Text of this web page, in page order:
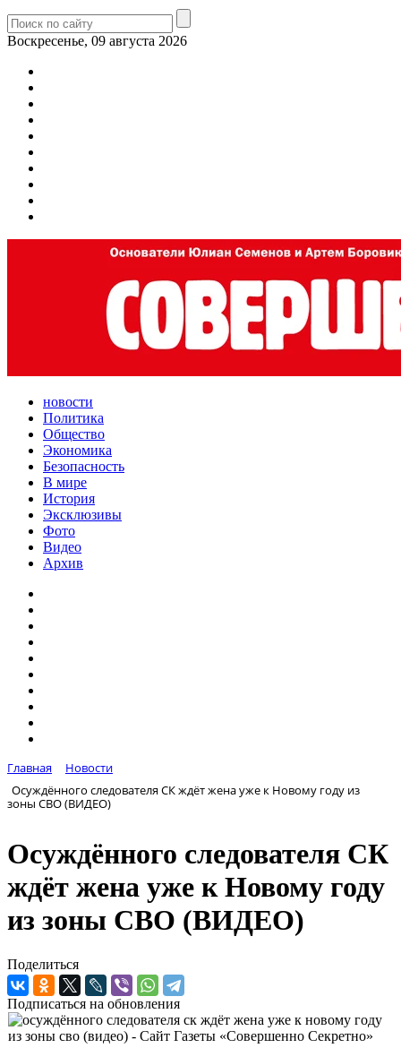
Воскресенье, 09 августа 2026
новости
Политика
Общество
Экономика
Безопасность
В мире
История
Эксклюзивы
Фото
Видео
Архив
Главная
Новости
Осуждённого следователя СК ждёт жена уже к Новому году из
зоны СВО (ВИДЕО)
Осуждённого следователя СК
ждёт жена уже к Новому году
из зоны СВО (ВИДЕО)
Поделиться
Подписаться на обновления